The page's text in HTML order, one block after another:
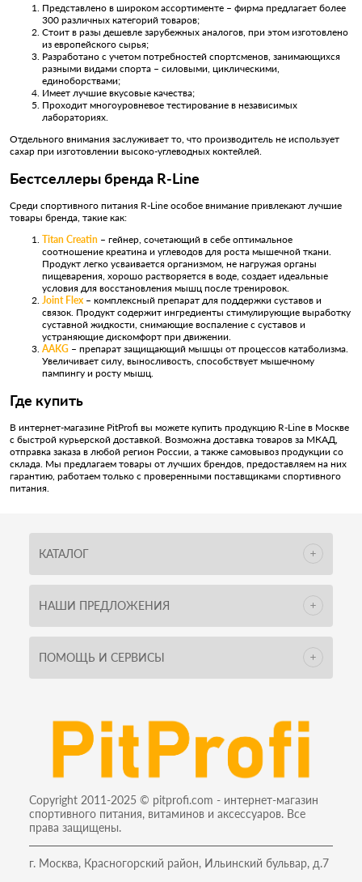
Представлено в широком ассортименте – фирма предлагает более
300 различных категорий товаров;
Стоит в разы дешевле зарубежных аналогов, при этом изготовлено
из европейского сырья;
Разработано с учетом потребностей спортсменов, занимающихся
разными видами спорта – силовыми, циклическими,
единоборствами;
Имеет лучшие вкусовые качества;
Проходит многоуровневое тестирование в независимых
лабораториях.
Отдельного внимания заслуживает то, что производитель не использует
сахар при изготовлении высоко-углеводных коктейлей.
Бестселлеры бренда R-Line
Среди спортивного питания R-Line особое внимание привлекают лучшие
товары бренда, такие как:
Titan Creatin – гейнер, сочетающий в себе оптимальное
соотношение креатина и углеводов для роста мышечной ткани.
Продукт легко усваивается организмом, не нагружая органы
пищеварения, хорошо растворяется в воде, создает идеальные
условия для восстановления мышц после тренировок.
Joint Flex – комплексный препарат для поддержки суставов и
связок. Продукт содержит ингредиенты стимулирующие выработку
суставной жидкости, снимающие воспаление с суставов и
устраняющие дискомфорт при движении.
AAKG – препарат защищающий мышцы от процессов катаболизма.
Увеличивает силу, выносливость, способствует мышечному
пампингу и росту мышц.
Где купить
В интернет-магазине PitProfi вы можете купить продукцию R-Line в Москве
с быстрой курьерской доставкой. Возможна доставка товаров за МКАД,
отправка заказа в любой регион России, а также самовывоз продукции со
склада. Мы предлагаем товары от лучших брендов, предоставляем на них
гарантию, работаем только с проверенными поставщиками спортивного
питания.
КАТАЛОГ
НАШИ ПРЕДЛОЖЕНИЯ
ПОМОЩЬ И СЕРВИСЫ
Copyright 2011-2025 © pitprofi.com - интернет-магазин
спортивного питания, витаминов и аксессуаров. Все
права защищены.
г. Москва, Красногорский район, Ильинский бульвар, д.7